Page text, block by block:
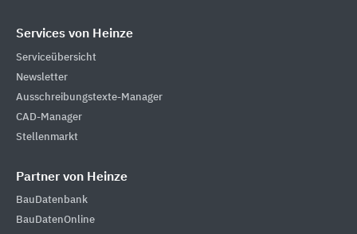
Services von Heinze
Serviceübersicht
Newsletter
Ausschreibungstexte-Manager
CAD-Manager
Stellenmarkt
Partner von Heinze
BauDatenbank
BauDatenOnline